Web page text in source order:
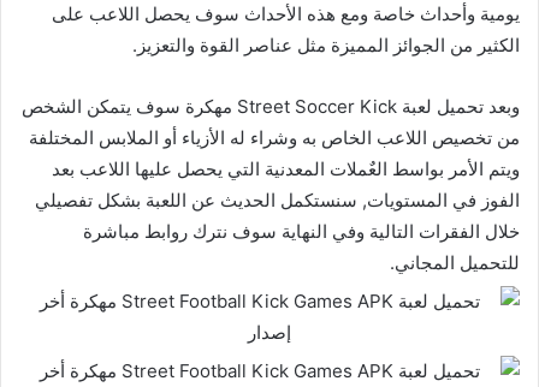
يومية وأحداث خاصة ومع هذه الأحداث سوف يحصل اللاعب على
الكثير من الجوائز المميزة مثل عناصر القوة والتعزيز.
وبعد تحميل لعبة Street Soccer Kick مهكرة سوف يتمكن الشخص
من تخصيص اللاعب الخاص به وشراء له الأزياء أو الملابس المختلفة
ويتم الأمر بواسط العٌملات المعدنية التي يحصل عليها اللاعب بعد
الفوز في المستويات, سنستكمل الحديث عن اللعبة بشكل تفصيلي
خلال الفقرات التالية وفي النهاية سوف نترك روابط مباشرة
للتحميل المجاني.